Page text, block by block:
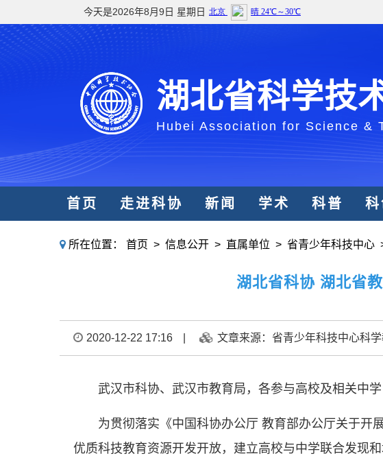
今天是2026年8月9日 星期日
湖北省科学技
Hubei Association for Science &
首页 走进科协 新闻 学术 科普 科
所在位置： 首页 > 信息公开 > 直属单位 > 省青少年科技中心
湖北省科协 湖北省
2020-12-22 17:16 文章来源：省青少年科技中心科
武汉市科协、武汉市教育局，各参与高校及相关中学
为贯彻落实《中国科协办公厅 教育部办公厅关于开
优质科技教育资源开发开放，建立高校与中学联合发现